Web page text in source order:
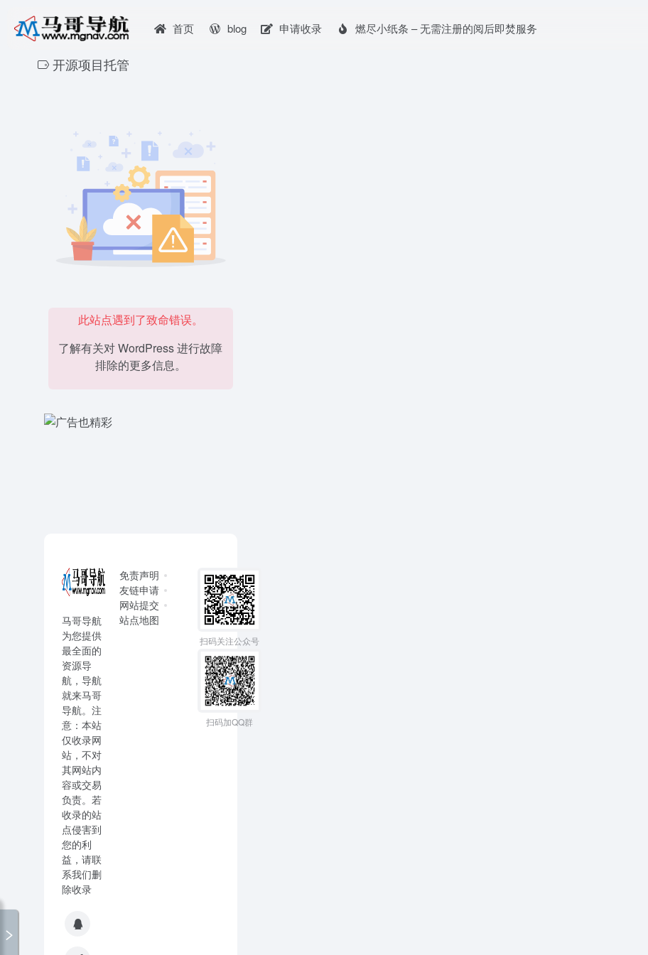
首页 blog 申请收录 燃尽小纸条 – 无需注册的阅后即焚服务
开源项目托管
此站点遇到了致命错误。
了解有关对 WordPress 进行故障
排除的更多信息。
马哥导航
为您提供
最全面的
资源导
航，导航
就来马哥
导航。注
意：本站
仅收录网
站，不对
其网站内
容或交易
负责。若
收录的站
点侵害到
您的利
益，请联
系我们删
除收录
免责声明
友链申请
网站提交
站点地图
扫码关注公众号
扫码加QQ群